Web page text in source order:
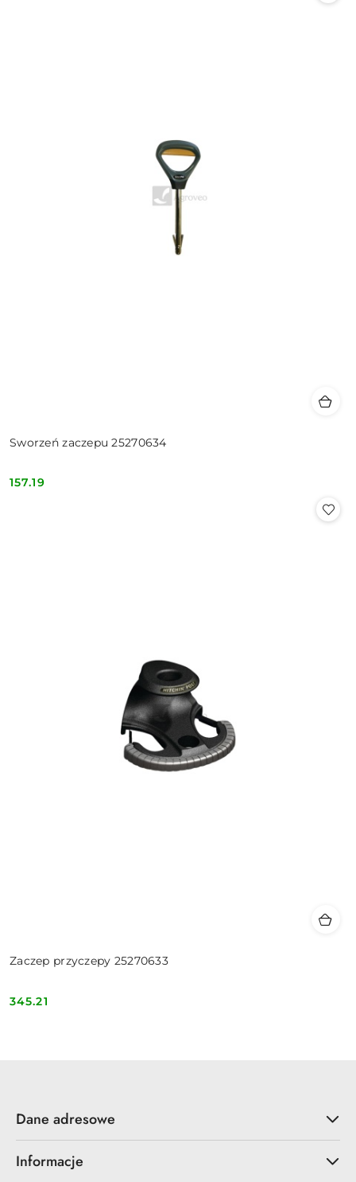
Sworzeń zaczepu 25270634
Cena:
157.19
Zaczep przyczepy 25270633
Cena:
345.21
Dane adresowe
Informacje